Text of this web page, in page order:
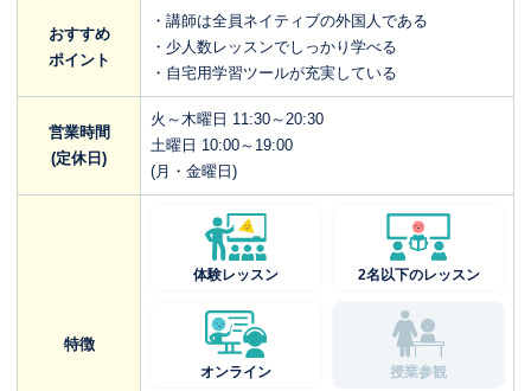
おすすめ
ポイント
・講師は全員ネイティブの外国人である
・少人数レッスンでしっかり学べる
・自宅用学習ツールが充実している
営業時間
(定休日)
火～木曜日 11:30～20:30
土曜日 10:00～19:00
(月・金曜日)
特徴
体験レッスン 2名以下のレッスン
オンライン 授業参観